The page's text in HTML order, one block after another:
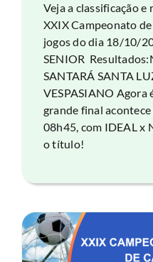
Veja a classificação
XXIX Campeonato
jogos do dia 18/10/
SENIOR
SANTARÁ SANTA
VESPASIANO Agora
grande final
08h45, com IDEAL x
o título!